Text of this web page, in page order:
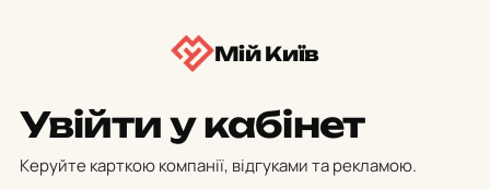
Мій Київ
Увійти у кабінет
Керуйте карткою компанії, відгуками та рекламою.